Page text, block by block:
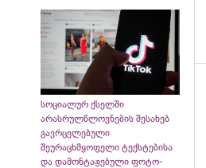
სოციალურ ქსელში
არასრულწლოვნების შესახებ
გავრცელებული
შეურაცხმყოფელი ტექსტებისა
და დამონტაჟებული ფოტო-